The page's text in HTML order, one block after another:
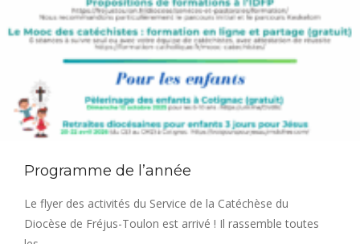
Programme de l’année
Le flyer des activités du Service de la Catéchèse du
Diocèse de Fréjus-Toulon est arrivé ! Il rassemble toutes